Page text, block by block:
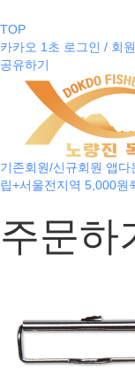
TOP
카카오 1초 로그인 / 회
공유하기
기존회원/신규회원 앱
립+서울전지역 5,000원
주문하